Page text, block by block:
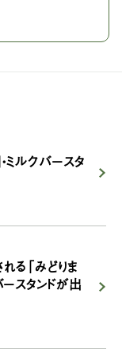
ルクバースタ
「みどりま
スタンドが出